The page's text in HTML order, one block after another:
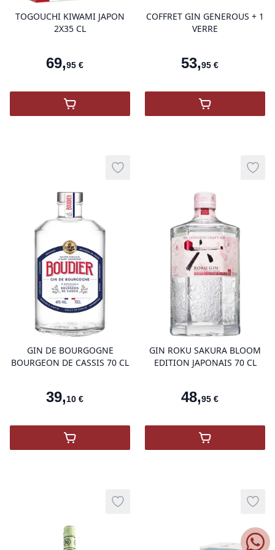
TOGOUCHI KIWAMI JAPON
2X35 CL
69,95 €
,TOGOUCHI KIWAMI JAPON 2X35 cl
COFFRET GIN GENEROUS + 1
VERRE
53,95 €
,COFFRET
GIN DE BOURGOGNE
BOURGEON DE CASSIS 70 CL
39,10 €
Add to wishlist
product variant items in cart, view
,GIN BG BOURGEON CASSIS 40%VOL
GIN ROKU SAKURA BLOOM
EDITION JAPONAIS 70 CL
48,95 €
Add
,Gin Roku
Add to wishlist Add